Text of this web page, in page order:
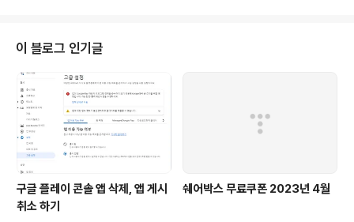
이 블로그 인기글
구글 플레이 콘솔 앱 삭제, 앱 게시
취소 하기
쉐어박스 무료쿠폰 2023년 4월